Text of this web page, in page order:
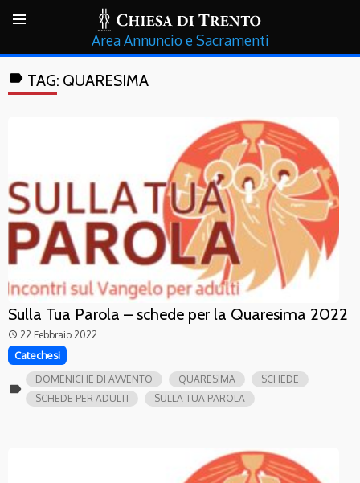
Annuncio e Sacramenti
label TAG: QUARESIMA
Sulla Tua Parola – schede per la Quaresima 2022
access_time 22 Febbraio 2022
Catechesi
label
DOMENICHE DI AVVENTO QUARESIMA
SCHEDE
SCHEDE PER ADULTI
SULLA TUA PAROLA